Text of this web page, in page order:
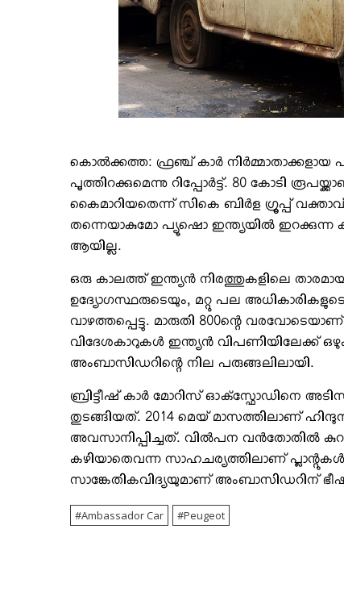
കൊല്‍ക്കത്ത: ഫ്രഞ്ച് കാര്‍
പൂത്തിറക്കുമെന്നു റിപ്പോര്‍ട്ട്. 80 കോടി
കൈമാറിയതെന്ന് സികെ ബിര്‍ള ഗ്രൂപ്പ്
തന്നെയാകുമോ പ്യൂഷൊ ഇന്ത്യയില്‍ ഇറക്കുന്ന
ആയില്ല.
ഒരു കാലത്ത് ഇന്ത്യന്‍ നിരത്തുകളിലെ
ഉദ്യോഗസ്ഥരുടെയും, മറ്റു പല
വാഴത്തപ്പെട്ടു. മാരുതി 800ന്റെ
വിദേശകാറുകള്‍ ഇന്ത്യന്‍ വിപണിയിലേക്ക്
അംബാസിഡറിന്റെ നില പരുങ്ങലിലായി.
ബ്രിട്ടീഷ് കാര്‍ മോറിസ് ഓക്സ്ഫോഡിനെ
തുടങ്ങിയത്. 2014 മെയ് മാസത്തിലാണ്
അവസാനിപ്പിച്ചത്. വില്‍പന വന്‍തോതില്‍
കഴിയാതെവന്ന സാഹചര്യത്തിലാണ്
സാങ്കേതികവിദ്യയുമാണ് അംബാസിഡറിന്
Ambassador Car Peugeot